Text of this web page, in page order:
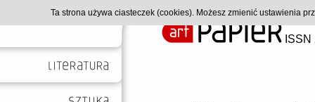
Ta strona używa ciasteczek (cookies). Możesz zmienić ustawienia